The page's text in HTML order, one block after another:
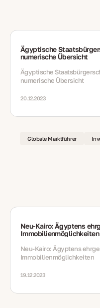
Ägyptische
numerische Übersicht
Ägyptische
numerische Übersicht
20.12.2023
Globale Marktführer
Neu-Kairo: Ägyptens
Immobilienmöglichkeiten
Neu-Kairo: Ägyptens
Immobilienmöglichkeiten
19.12.2023